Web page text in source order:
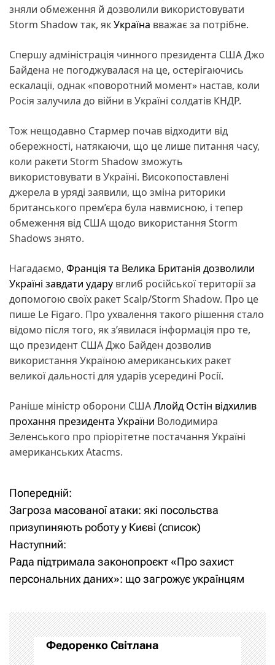
зняли обмеження й дозволили використовувати
Storm Shadow так, якУкраїна вважає за потрібне.
Спершу адміністрація чинного президента США Джо
Байдена не погоджувалася на це, остерігаючись
ескалації, однак «поворотний момент» настав, коли
Росія залучила до війни в Україні солдатів КНДР.
Тож нещодавно Стармер почав відходити від
обережності, натякаючи, що це лише питання часу,
коли ракети Storm Shadow зможуть
використовувати в Україні. Високопоставлені
джерела в уряді заявили, що зміна риторики
британського прем’єра була навмисною, і тепер
обмеження від США щодо використання Storm
Shadows знято.
Нагадаємо, Франція та Велика Британія дозволили
Україні завдати удару вглиб російської території за
допомогою своїх ракет Scalp/Storm Shadow. Про це
пише Le Figaro. Про ухвалення такого рішення стало
відомо після того, як з’явилася інформація про те,
що президент США Джо Байден дозволив
використання Україною американських ракет
великої дальності для ударів усередині Росії.
Раніше міністр оборони СШАЛлойд Остін відхилив
прохання президента України Володимира
Зеленського про пріорітетне постачання Україні
американських Atacms.
Н
а
в
і
а
ц
Попередній:
Загроза масованої атаки: які посольства
призупиняють роботу у Києві (список)
Наступний:
Рада підтримала законопроєкт «Про захист
персональних даних»: що загрожує українцям
Федоренко Світлана